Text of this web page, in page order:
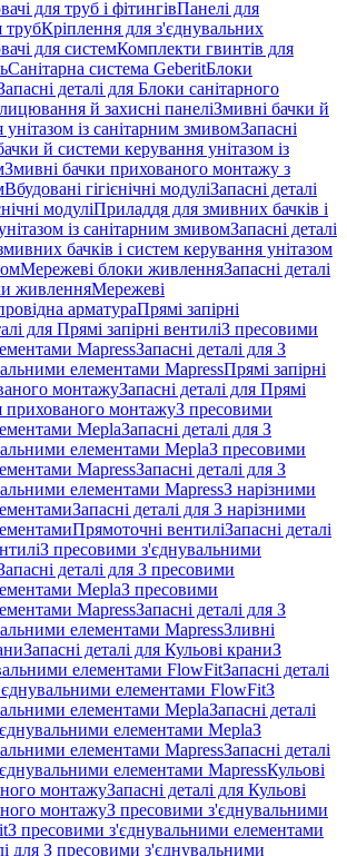
для труб і фітингівПанелі для
трубКріплення для з'єднувальних
для системКомплекти гвинтів для
Санітарна система GeberitБлоки
деталі для Блоки санітарного
й захисні панеліЗмивні бачки й
із санітарним змивомЗапасні
й системи керування унітазом із
Змивні бачки прихованого монтажу з
Вбудовані гігієнічні модуліЗапасні деталі
модуліПриладдя для змивних бачків і
із санітарним змивомЗапасні деталі
бачків і систем керування унітазом
Мережеві блоки живленняЗапасні деталі
живленняМережеві
арматураПрямі запірні
для Прямі запірні вентиліЗ пресовими
MapressЗапасні деталі для З
елементами MapressПрямі запірні
монтажуЗапасні деталі для Прямі
прихованого монтажуЗ пресовими
MeplaЗапасні деталі для З
елементами MeplaЗ пресовими
MapressЗапасні деталі для З
елементами MapressЗ нарізними
Запасні деталі для З нарізними
Прямоточні вентиліЗапасні деталі
З пресовими з'єднувальними
деталі для З пресовими
MeplaЗ пресовими
MapressЗапасні деталі для З
елементами MapressЗливні
Запасні деталі для Кульові краниЗ
елементами FlowFitЗапасні деталі
елементами FlowFitЗ
елементами MeplaЗапасні деталі
елементами MeplaЗ
елементами MapressЗапасні деталі
елементами MapressКульові
монтажуЗапасні деталі для Кульові
монтажуЗ пресовими з'єднувальними
З пресовими з'єднувальними елементами
для З пресовими з'єднувальними